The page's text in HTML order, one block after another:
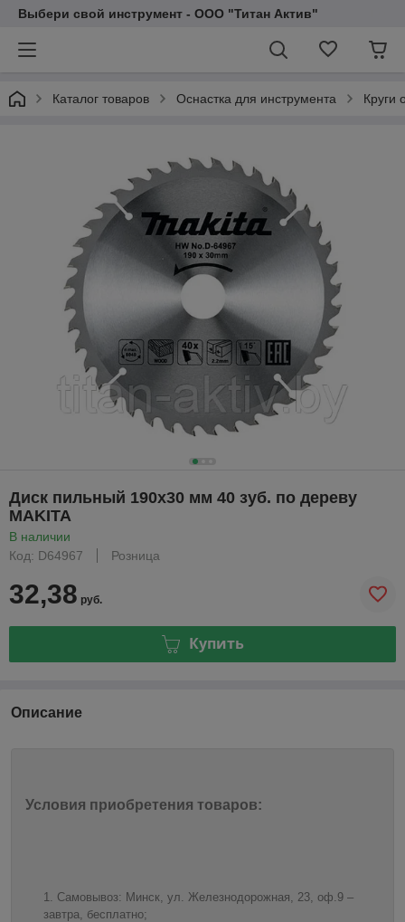
Выбери свой инструмент - ООО "Титан Актив"
Каталог товаров Оснастка для инструмента Круги
Диск пильный 190х30 мм 40 зуб. по дереву
MAKITA
В наличии
Код: D64967
Розница
32,38 руб.
Купить
Описание
Условия приобретения товаров:
Самовывоз: Минск, ул. Железнодорожная, 23, оф.9 –
завтра, бесплатно;